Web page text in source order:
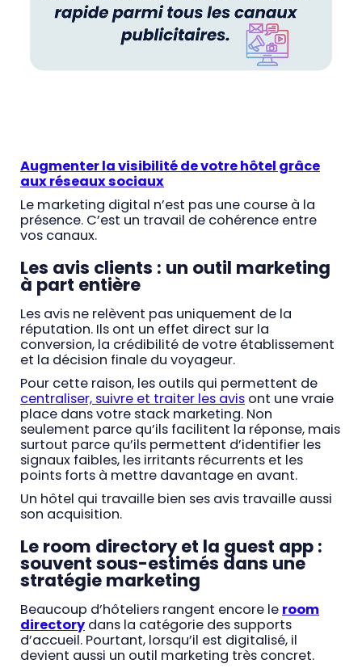
Augmenter la visibilité de votre hôtel grâce
aux réseaux sociaux
Le marketing digital n’est pas une course à la
présence. C’est un travail de cohérence entre
vos canaux.
Les avis clients : un outil marketing
à part entière
Les avis ne relèvent pas uniquement de la
réputation. Ils ont un effet direct sur la
conversion, la crédibilité de votre établissement
et la décision finale du voyageur.
Pour cette raison, les outils qui permettent de
centraliser, suivre et traiter les avis ont une vraie
place dans votre stack marketing. Non
seulement parce qu’ils facilitent la réponse, mais
surtout parce qu’ils permettent d’identifier les
signaux faibles, les irritants récurrents et les
points forts à mettre davantage en avant.
Un hôtel qui travaille bien ses avis travaille aussi
son acquisition.
Le room directory et la guest app :
souvent sous-estimés dans une
stratégie marketing
Beaucoup d’hôteliers rangent encore le room
directory dans la catégorie des supports
d’accueil. Pourtant, lorsqu’il est digitalisé, il
devient aussi un outil marketing très concret.